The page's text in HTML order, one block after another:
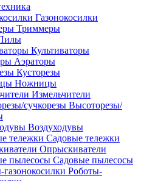
Газонокосилки
Триммеры
Культиваторы
Аэраторы
Кусторезы
Ножницы
Измельчители
Высоторезы/
Воздуходувы
Садовые тележки
Опрыскиватели
Садовые пылесосы
Роботы-